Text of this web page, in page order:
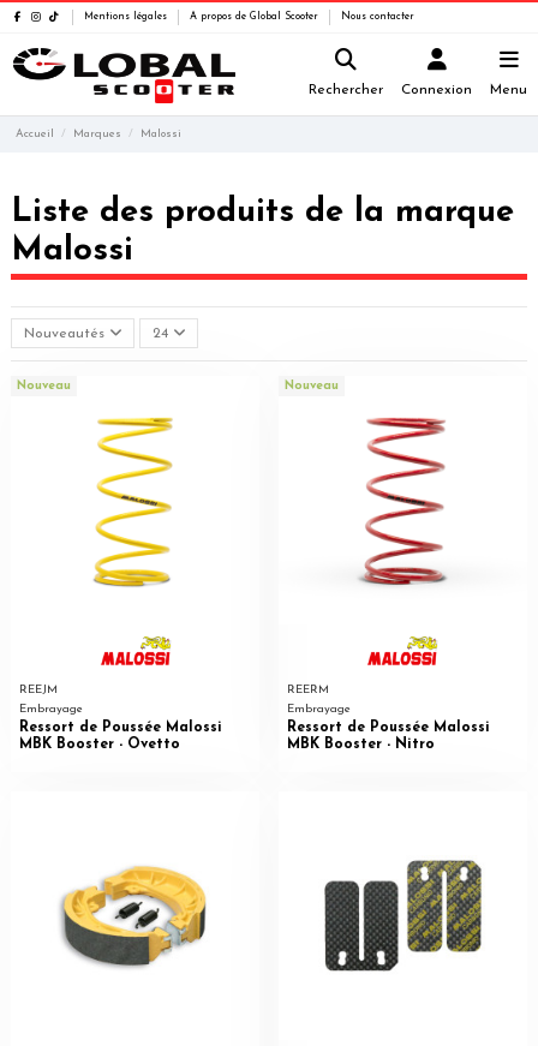
Mentions légales A propos de Global Scooter Nous contacter
Rechercher Connexion Menu
Accueil Marques Malossi
Liste des produits de la marque
Malossi
Nouveautés 24
Nouveau
REEJM
Embrayage
Ressort de Poussée Malossi
MBK Booster - Ovetto
Nouveau
REERM
Embrayage
Ressort de Poussée Malossi
MBK Booster - Nitro